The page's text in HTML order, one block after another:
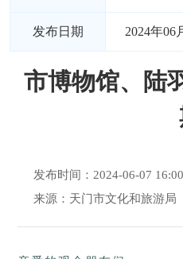
发布日期 2024年06
市博物馆、陆
发布时间：2024-06-07 16:00
来源：天门市文化和旅游局